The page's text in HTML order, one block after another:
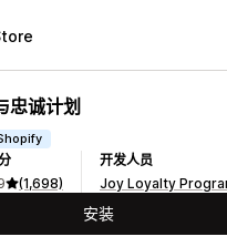
忠诚计划
(1,698)
开发人员
Joy Loyalty
安装